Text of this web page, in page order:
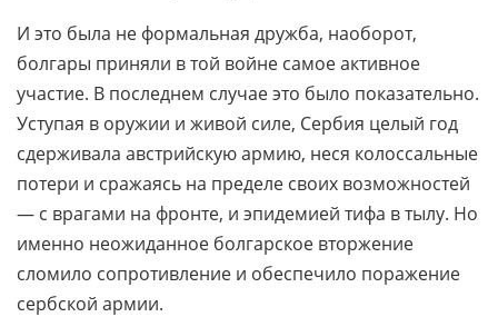
И это была не формальная дружба, наоборот,
болгары приняли в той войне самое активное
участие. В последнем случае это было показательно.
Уступая в оружии и живой силе, Сербия целый год
сдерживала австрийскую армию, неся колоссальные
потери и сражаясь на пределе своих возможностей
— с врагами на фронте, и эпидемией тифа в тылу. Но
именно неожиданное болгарское вторжение
сломило сопротивление и обеспечило поражение
сербской армии.